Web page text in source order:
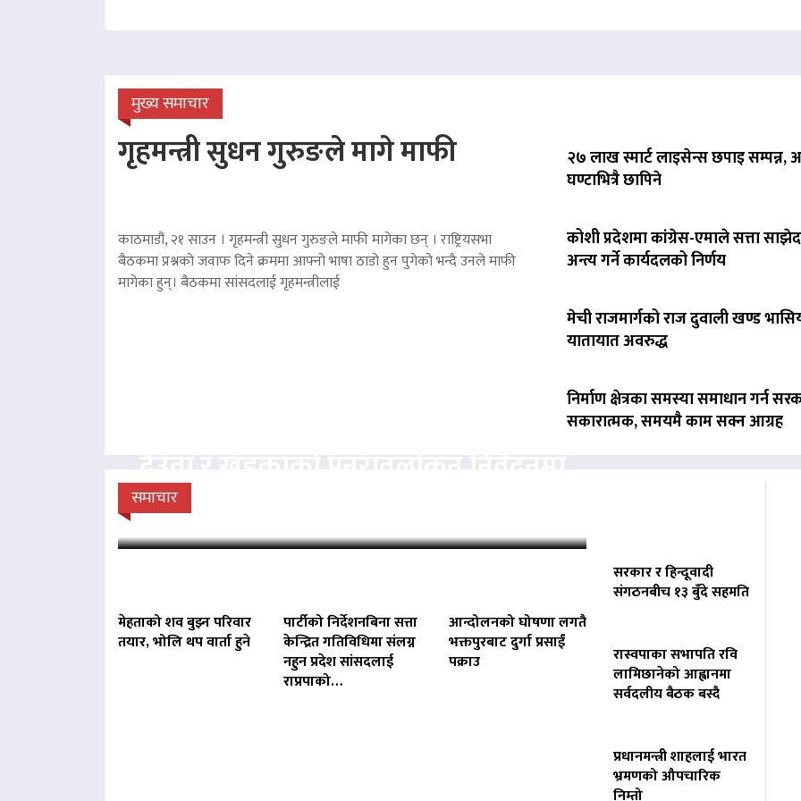
मुख्य समाचार
गृहमन्त्री सुधन गुरुङले मागे माफी
काठमाडौं, २१ साउन । गृहमन्त्री सुधन गुरुङले माफी मागेका छन् । राष्ट्रियसभा
बैठकमा प्रश्नको जवाफ दिने क्रममा आफ्नो भाषा ठाडो हुन पुगेको भन्दै उनले माफी
मागेका हुन्। बैठकमा सांसदलाई गृहमन्त्रीलाई
२७ लाख स्मार्ट लाइसेन्स छपाइ सम्पन्न,
घण्टाभित्रै छापिने
कोशी प्रदेशमा कांग्रेस-एमाले सत्ता
अन्त्य गर्ने कार्यदलको निर्णय
मेची राजमार्गको राज दुवाली खण्ड
यातायात अवरुद्ध
निर्माण क्षेत्रका समस्या समाधान गर्न
सकारात्मक, समयमै काम सक्न आग्रह
समाचार
मेहताको शव बुझ्न परिवार
तयार, भोलि थप वार्ता हुने
पार्टीको निर्देशनबिना सत्ता
केन्द्रित गतिविधिमा संलग्न
नहुन प्रदेश सांसदलाई
राप्रपाको…
आन्दोलनको घोषणा लगतै
भक्तपुरबाट दुर्गा प्रसाईं
पक्राउ
सरकार र हिन्दूवादी
संगठनबीच १३ बुँदे सहमति
रास्वपाका सभापति रवि
लामिछानेको आह्वानमा
सर्वदलीय बैठक बस्दै
प्रधानमन्त्री शाहलाई भारत
भ्रमणको औपचारिक